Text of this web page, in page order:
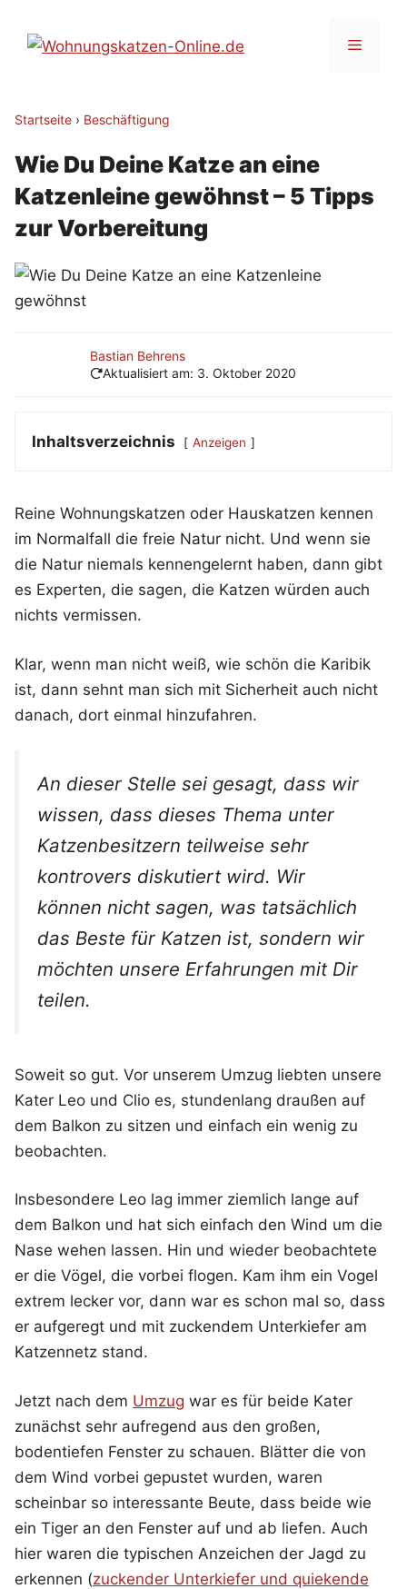
Inhalt
Menü
Startseite › Beschäftigung
Wie Du Deine Katze an eine
Katzenleine gewöhnst – 5 Tipps
zur Vorbereitung
Bastian Behrens
Aktualisiert am: 3. Oktober 2020
Inhaltsverzeichnis Anzeigen
Reine Wohnungskatzen oder Hauskatzen kennen
im Normalfall die freie Natur nicht. Und wenn sie
die Natur niemals kennengelernt haben, dann gibt
es Experten, die sagen, die Katzen würden auch
nichts vermissen.
Klar, wenn man nicht weiß, wie schön die Karibik
ist, dann sehnt man sich mit Sicherheit auch nicht
danach, dort einmal hinzufahren.
An dieser Stelle sei gesagt, dass wir
wissen, dass dieses Thema unter
Katzenbesitzern teilweise sehr
kontrovers diskutiert wird. Wir
können nicht sagen, was tatsächlich
das Beste für Katzen ist, sondern wir
möchten unsere Erfahrungen mit Dir
teilen.
Soweit so gut. Vor unserem Umzug liebten unsere
Kater Leo und Clio es, stundenlang draußen auf
dem Balkon zu sitzen und einfach ein wenig zu
beobachten.
Insbesondere Leo lag immer ziemlich lange auf
dem Balkon und hat sich einfach den Wind um die
Nase wehen lassen. Hin und wieder beobachtete
er die Vögel, die vorbei flogen. Kam ihm ein Vogel
extrem lecker vor, dann war es schon mal so, dass
er aufgeregt und mit zuckendem Unterkiefer am
Katzennetz stand.
Jetzt nach dem Umzug war es für beide Kater
zunächst sehr aufregend aus den großen,
bodentiefen Fenster zu schauen. Blätter die von
dem Wind vorbei gepustet wurden, waren
scheinbar so interessante Beute, dass beide wie
ein Tiger an den Fenster auf und ab liefen. Auch
hier waren die typischen Anzeichen der Jagd zu
erkennen (zuckender Unterkiefer und quiekende